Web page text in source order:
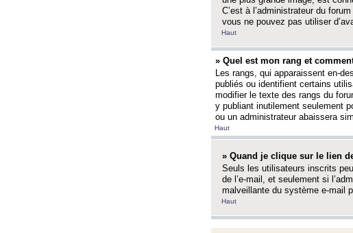
C’est à l’administrateur du
vous ne pouvez pas utiliser
Haut
» Quel est mon rang et
Les rangs, qui apparaissent en-
publiés ou identifient certains
modifier le texte des rangs du
y publiant inutilement seulement
ou un administrateur abaissera
Haut
» Quand je clique sur le lien
Seuls les utilisateurs inscrits
de l’e-mail, et seulement si
malveillante du système e-mail
Haut